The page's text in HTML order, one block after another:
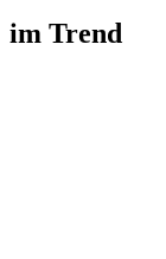
im Trend